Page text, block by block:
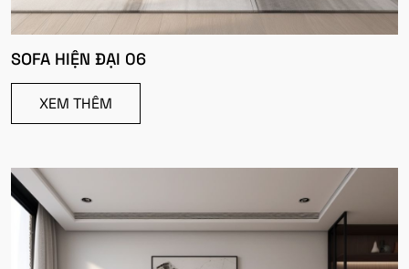
SOFA HIỆN ĐẠI 06
XEM THÊM